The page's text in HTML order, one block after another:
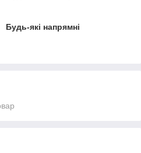
Будь-які напрямні